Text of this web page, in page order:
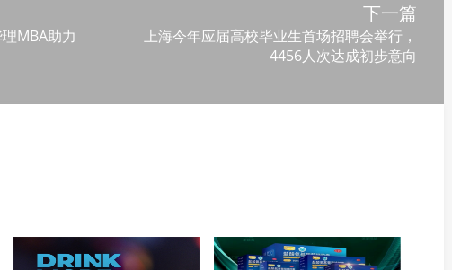
MBA助力
下一篇
上海今年应届高校毕业生首场招聘会举行，
4456人次达成初步意向